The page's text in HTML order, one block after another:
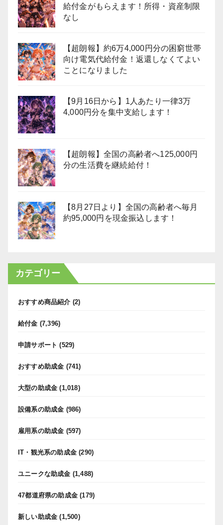
給付金がもらえます！所得・資産制限
なし
【超朗報】約6万4,000円分の困窮世帯
向け電気代給付金！返還しなくてよい
ことになりました
【9月16日から】1人あたり一律3万
4,000円分を集中支給します！
【超朗報】全国の高齢者へ125,000円
分の生活費を継続給付！
【8月27日より】全国の高齢者へ毎月
約95,000円を現金振込します！
カテゴリー
おすすめ商品紹介 (2)
給付金 (7,396)
申請サポート (529)
おすすめ助成金 (741)
大型の助成金 (1,018)
設備系の助成金 (986)
雇用系の助成金 (597)
IT・観光系の助成金 (290)
ユニークな助成金 (1,488)
47都道府県の助成金 (179)
新しい助成金 (1,500)